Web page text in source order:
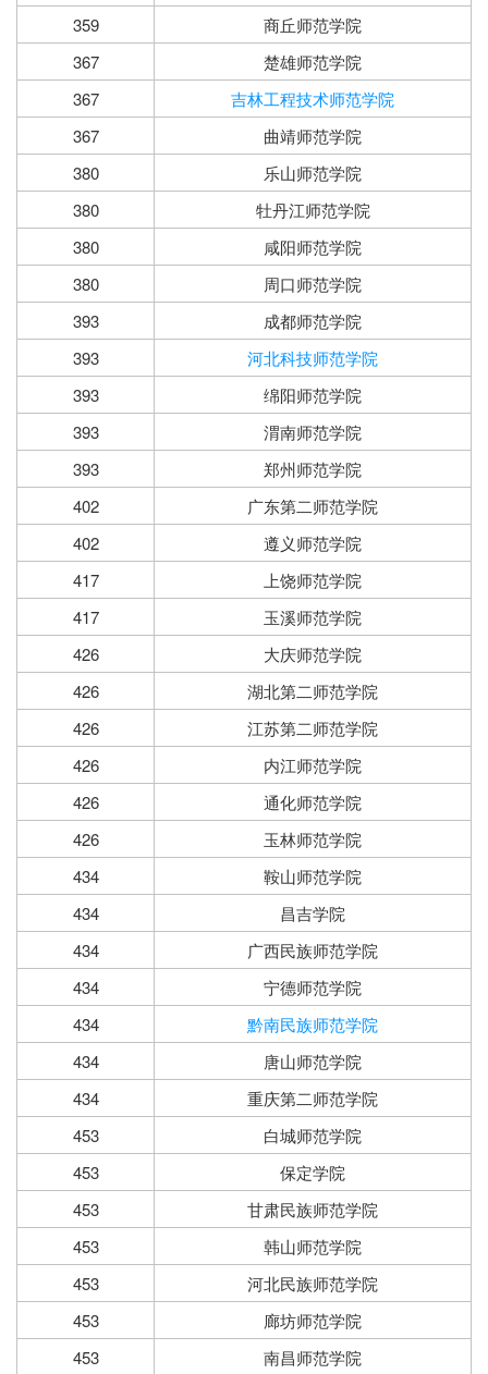
359
商丘师范学院
367
楚雄师范学院
367
吉林工程技术师范学院
367
曲靖师范学院
380
乐山师范学院
380
牡丹江师范学院
380
咸阳师范学院
380
周口师范学院
393
成都师范学院
393
河北科技师范学院
393
绵阳师范学院
393
渭南师范学院
393
郑州师范学院
402
广东第二师范学院
402
遵义师范学院
417
上饶师范学院
417
玉溪师范学院
426
大庆师范学院
426
湖北第二师范学院
426
江苏第二师范学院
426
内江师范学院
426
通化师范学院
426
玉林师范学院
434
鞍山师范学院
434
昌吉学院
434
广西民族师范学院
434
宁德师范学院
434
黔南民族师范学院
434
唐山师范学院
434
重庆第二师范学院
453
白城师范学院
453
保定学院
453
甘肃民族师范学院
453
韩山师范学院
453
河北民族师范学院
453
廊坊师范学院
453
南昌师范学院